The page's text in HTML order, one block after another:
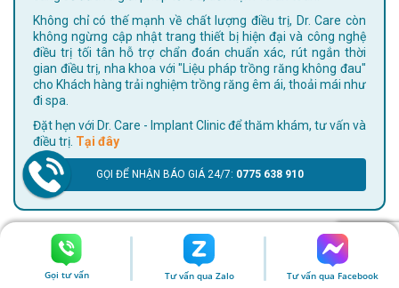
Không chỉ có thế mạnh về chất lượng điều trị, Dr. Care còn
không ngừng cập nhật trang thiết bị hiện đại và công nghệ
điều trị tối tân hỗ trợ chẩn đoán chuẩn xác, rút ngắn thời
gian điều trị, nha khoa với "Liệu pháp trồng răng không đau"
cho Khách hàng trải nghiệm trồng răng êm ái, thoải mái như
đi spa.
Đặt hẹn với Dr. Care - Implant Clinic để thăm khám, tư vấn và
điều trị. Tại đây
GỌI ĐỂ NHẬN BÁO GIÁ 24/7: 0775 638 910
(*) Kết quả điều trị có thể khác nhau tùy vào thể trạng mỗi
người.
Gọi tư vấn Tư vấn qua Zalo Tư vấn qua Facebook